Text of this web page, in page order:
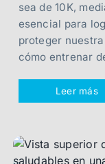
sea de 10K,
esencial para
proteger
cómo entrenar
Leer más